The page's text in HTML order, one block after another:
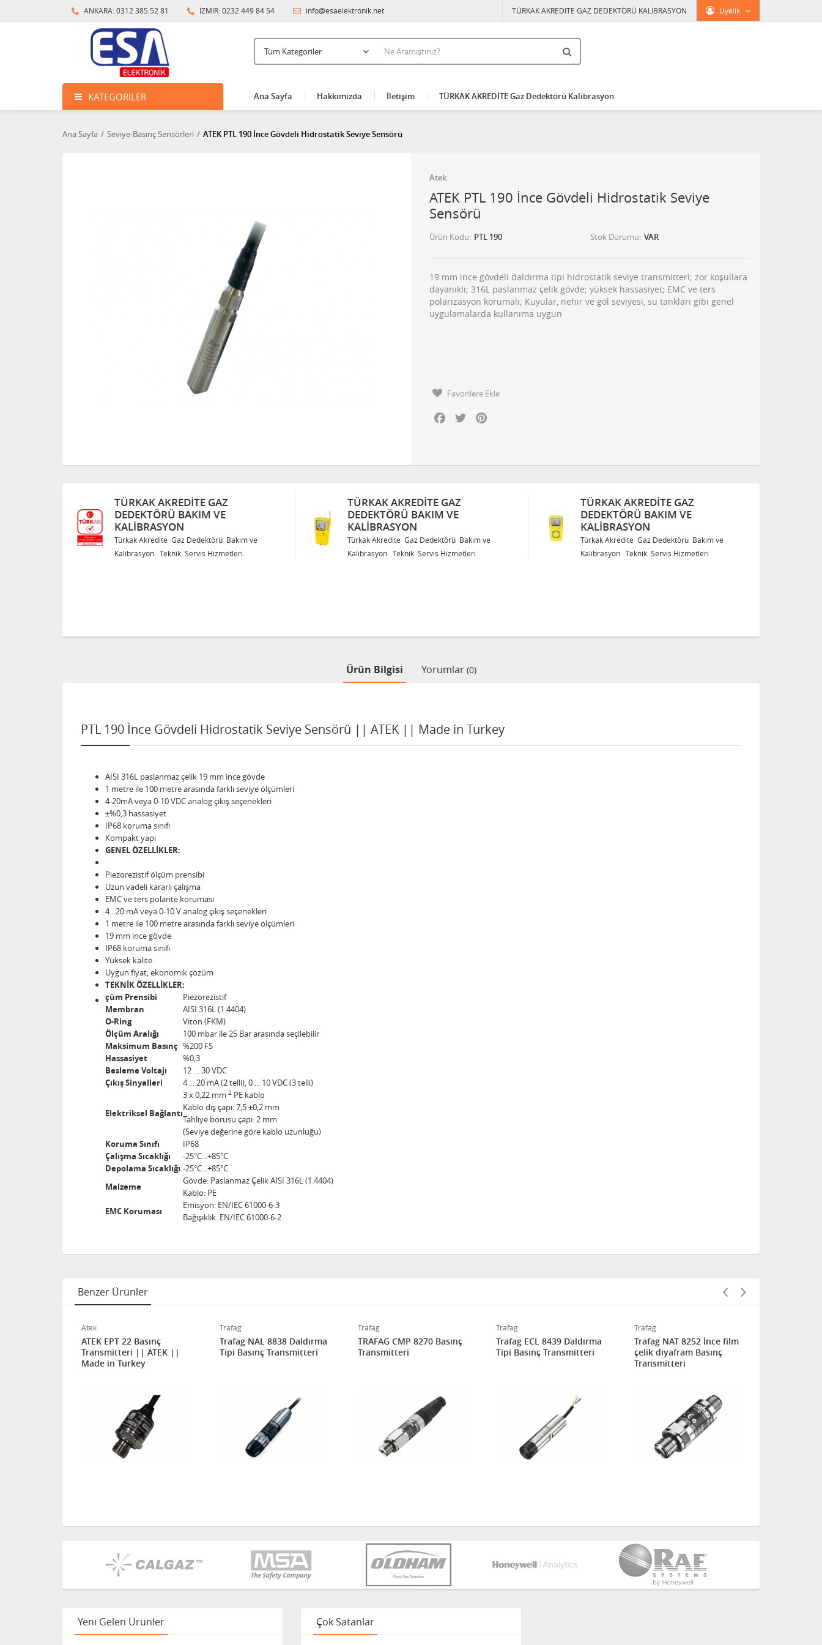
ANKARA: 0312 385 52 81 İZMİR: 0232 449 84 54 info@esaelektronik.net Üyelik
TÜRKAK AKREDİTE GAZ DEDEKTÖRÜ KALİBRASYON
KATEGORILER Ana Sayfa Hakkımızda İletişim TÜRKAK AKREDİTE Gaz Dedektörü Kalibrasyon
Ana Sayfa Seviye-Basınç Sensörleri ATEK PTL 190 İnce Gövdeli Hidrostatik Seviye Sensörü
Atek
ATEK PTL 190 İnce Gövdeli Hidrostatik Seviye
Sensörü
Ürün Kodu PTL 190 Stok Durumu VAR
19 mm ince gövdeli daldırma tipi hidrostatik seviye transmitteri; zor koşullara
dayanıklı; 316L paslanmaz çelik gövde; yüksek hassasiyet; EMC ve ters
polarizasyon korumalı; Kuyular, nehir ve göl seviyesi, su tankları gibi genel
uygulamalarda kullanıma uygun
Favorilere Ekle
Facebook
Twitter
TÜRKAK AKREDITE GAZ
DEDEKTÖRÜ BAKIM VE
KALIBRASYON
Türkak Akredite Gaz Dedektörü Bakım ve
Kalibrasyon Teknik Servis Hizmetleri
TÜRKAK AKREDITE GAZ
DEDEKTÖRÜ BAKIM VE
KALIBRASYON
Türkak Akredite Gaz Dedektörü Bakım ve
Kalibrasyon Teknik Servis Hizmetleri
TÜRKAK AKREDITE GAZ
DEDEKTÖRÜ BAKIM VE
KALIBRASYON
Türkak Akredite Gaz Dedektörü Bakım ve
Kalibrasyon Teknik Servis Hizmetleri
Ürün Bilgisi Yorumlar (0)
PTL 190 İnce Gövdeli Hidrostatik Seviye Sensörü || ATEK || Made in Turkey
AISI 316L paslanmaz çelik 19 mm ince gövde
1 metre ile 100 metre arasında farklı seviye ölçümleri
4-20mA veya 0-10 VDC analog çıkış seçenekleri
±%0,3 hassasiyet
IP68 koruma sınıfı
Kompakt yapı
GENEL ÖZELLİKLER:
Piezorezistif ölçüm prensibi
Uzun vadeli kararlı çalışma
EMC ve ters polarite koruması
4…20 mA veya 0-10 V analog çıkış seçenekleri
1 metre ile 100 metre arasında farklı seviye ölçümleri
19 mm ince gövde
IP68 koruma sınıfı
Yüksek kalite
Uygun fiyat, ekonomik çözüm
TEKNİK ÖZELLİKLER:
çüm Prensibi
Piezorezistif
Membran
AISI 316L (1.4404)
O-Ring
Viton (FKM)
Ölçüm Aralığı
100 mbar ile 25 Bar arasında seçilebilir
Maksimum Basınç %200 FS
Hassasiyet
%0,3
Besleme Voltajı
12 … 30 VDC
Çıkış Sinyalleri
4 ... 20 mA (2 telli), 0 ... 10 VDC (3 telli)
Elektriksel Bağlantı
3 x 0,22 mm 2 PE kablo
Kablo dış çapı: 7,5 ±0,2 mm
Tahliye borusu çapı: 2 mm
(Seviye değerine göre kablo uzunluğu)
Koruma Sınıfı
IP68
Çalışma Sıcaklığı
-25°C...+85°C
Depolama Sıcaklığı -25°C...+85°C
Malzeme
Gövde: Paslanmaz Çelik AISI 316L (1.4404)
Kablo: PE
EMC Koruması
Emisyon: EN/IEC 61000-6-3
Bağışıklık: EN/IEC 61000-6-2
Benzer Ürünler
Atek
ATEK EPT 22 Basınç
Transmitteri || ATEK ||
Made in Turkey
Trafag
Trafag NAL 8838 Daldırma
Tipi Basınç Transmitteri
Trafag
TRAFAG CMP 8270 Basınç
Transmitteri
Trafag
Trafag ECL 8439 Daldırma
Tipi Basınç Transmitteri
Trafag
Trafag NAT 8252 İnce film
çelik diyafram Basınç
Transmitteri
Yeni Gelen Ürünler Çok Satanlar